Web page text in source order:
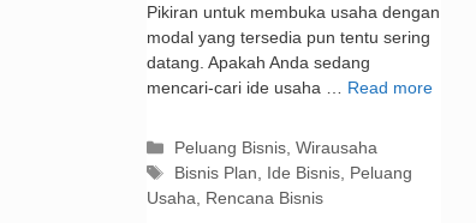
Pikiran untuk membuka usaha dengan
modal yang tersedia pun tentu sering
datang. Apakah Anda sedang
mencari-cari ide usaha … Read more
Kategori
Peluang Bisnis,Wirausaha
Tag
Bisnis Plan, Ide Bisnis, Peluang
Usaha, Rencana Bisnis